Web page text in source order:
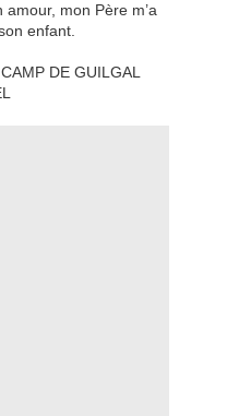
mon Père m’a
enfant.
DE GUILGAL